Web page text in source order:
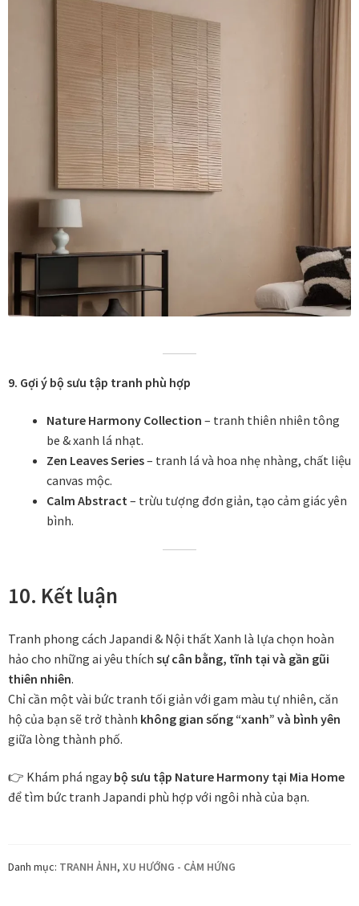
9. Gợi ý bộ sưu tập tranh phù hợp
Nature Harmony Collection – tranh thiên nhiên tông
be & xanh lá nhạt.
Zen Leaves Series– tranh lá và hoa nhẹ nhàng, chất liệu
canvas mộc.
Calm Abstract– trừu tượng đơn giản, tạo cảm giác yên
bình.
10. Kết luận
Tranh phong cách Japandi & Nội thất Xanh là lựa chọn hoàn
hảo cho những ai yêu thích sự cân bằng, tĩnh tại và gần gũi
thiên nhiên.
Chỉ cần một vài bức tranh tối giản với gam màu tự nhiên, căn
hộ của bạn sẽ trở thành không gian sống “xanh” và bình yên
giữa lòng thành phố.
👉 Khám phá ngay bộ sưu tập Nature Harmony tại Mia Home
để tìm bức tranh Japandi phù hợp với ngôi nhà của bạn.
Danh mục: TRANH ẢNH, XU HƯỚNG - CẢM HỨNG